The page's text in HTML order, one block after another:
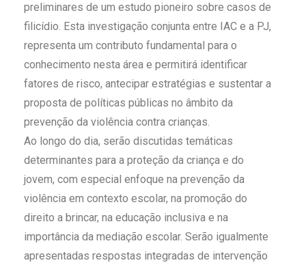
preliminares de um estudo pioneiro sobre casos de
filicídio. Esta investigação conjunta entre IAC e a PJ,
representa um contributo fundamental para o
conhecimento nesta área e permitirá identificar
fatores de risco, antecipar estratégias e sustentar a
proposta de políticas públicas no âmbito da
prevenção da violência contra crianças.
Ao longo do dia, serão discutidas temáticas
determinantes para a proteção da criança e do
jovem, com especial enfoque na prevenção da
violência em contexto escolar, na promoção do
direito a brincar, na educação inclusiva e na
importância da mediação escolar. Serão igualmente
apresentadas respostas integradas de intervenção